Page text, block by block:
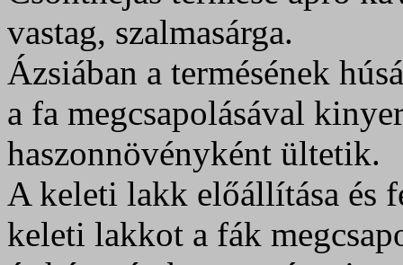
vastag, szalmasárga.
Ázsiában a termésének
a fa megcsapolásával
haszonnövényként ültetik.
A keleti lakk előállítása és
keleti lakkot a fák